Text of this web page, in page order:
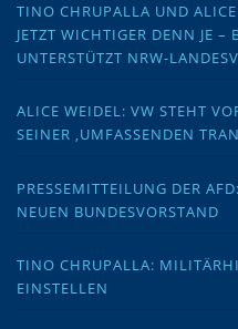
TINO CHRUPALLA UND
JETZT WICHTIGER DENN JE –
UNTERSTÜTZT NRW-
ALICE WEIDEL: VW STEHT
SEINER ‚UMFASSENDEN
PRESSEMITTEILUNG DER
NEUEN BUNDESVORSTAND
TINO CHRUPALLA:
EINSTELLEN